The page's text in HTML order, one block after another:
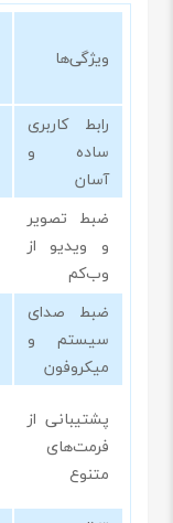
ویژگی‌ها
رابط کاربری
ساده و
آسان
ضبط تصویر
و ویدیو از
وب‌کم
ضبط صدای
سیستم و
میکروفون
پشتیبانی از
فرمت‌های
متنوع